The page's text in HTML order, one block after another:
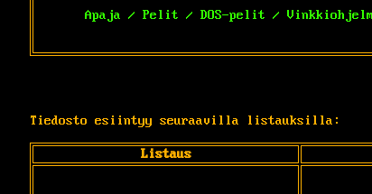
Apaja / Pelit / DOS-pelit /
Tiedosto esiintyy seuraavilla listauksilla:
Listaus